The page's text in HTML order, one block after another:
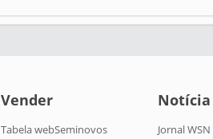
Vender
Tabela webSeminovos
Notícia
Jornal WSN